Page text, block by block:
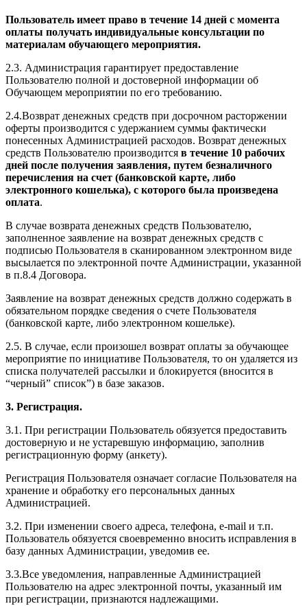
Пользователь имеет право в течение 14 дней с момента
оплаты получать индивидуальные консультации по
материалам обучающего мероприятия.
2.3. Администрация гарантирует предоставление
Пользователю полной и достоверной информации об
Обучающем мероприятии по его требованию.
2.4.Возврат денежных средств при досрочном расторжении
оферты производится с удержанием суммы фактически
понесенных Администрацией расходов. Возврат денежных
средств Пользователю производится в течение 10 рабочих
дней после получения заявления, путем безналичного
перечисления на счет (банковской карте, либо
электронного кошелька), с которого была произведена
оплата.
В случае возврата денежных средств Пользователю,
заполненное заявление на возврат денежных средств с
подписью Пользователя в сканированном электронном виде
высылается по электронной почте Администрации, указанной
в п.8.4 Договора.
Заявление на возврат денежных средств должно содержать в
обязательном порядке сведения о счете Пользователя
(банковской карте, либо электронном кошельке).
2.5. В случае, если произошел возврат оплаты за обучающее
мероприятие по инициативе Пользователя, то он удаляется из
списка получателей рассылки и блокируется (вносится в
“черный” список”) в базе заказов.
3. Регистрация.
3.1. При регистрации Пользователь обязуется предоставить
достоверную и не устаревшую информацию, заполнив
регистрационную форму (анкету).
Регистрация Пользователя означает согласие Пользователя на
хранение и обработку его персональных данных
Администрацией.
3.2. При изменении своего адреса, телефона, e-mail и т.п.
Пользователь обязуется своевременно вносить исправления в
базу данных Администрации, уведомив ее.
3.3.Все уведомления, направленные Администрацией
Пользователю на адрес электронной почты, указанный им
при регистрации, признаются надлежащими.